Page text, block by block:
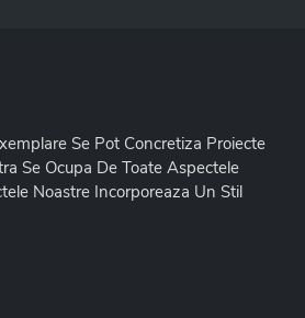
Se Pot Concretiza Proiecte
Se Ocupa De Toate Aspectele
Noastre Incorporeaza Un Stil